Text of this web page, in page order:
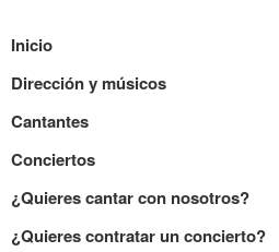
Inicio
Dirección y músicos
Cantantes
Conciertos
¿Quieres cantar con nosotros?
¿Quieres contratar un concierto?